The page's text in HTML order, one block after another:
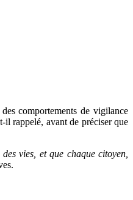
comportements de vigilance
il rappelé, avant de préciser que
vies, et que chaque citoyen,